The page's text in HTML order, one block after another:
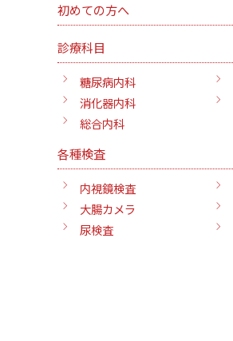
初めての方へ
診療科目
糖尿病内科
消化器内科
総合内科
各種検査
内視鏡検査
大腸カメラ
尿検査